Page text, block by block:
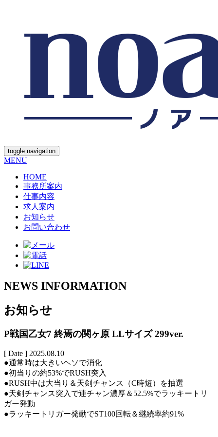
toggle navigation
MENU
HOME
事務所案内
仕事内容
求人案内
お知らせ
お問い合わせ
NEWS INFORMATION
お知らせ
P戦国乙女7 終焉の関ヶ原 LLサイズ 299ver.
[ Date ] 2025.08.10
●通常時は大きいヘソで消化
●初当りの約53%でRUSH突入
●RUSH中は大当り＆天剣チャンス（C時短）を抽選
●天剣チャンス突入で連チャン濃厚＆52.5%でラッキートリ
ガー発動
●ラッキートリガー発動でST100回転＆継続率約91%